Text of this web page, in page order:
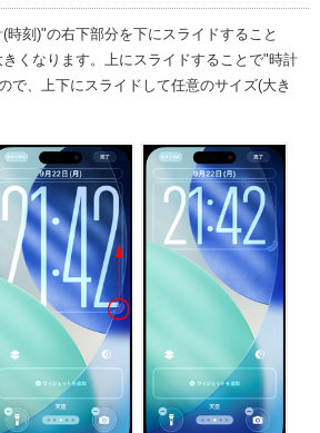
時刻)"の右下部分を下にスライドすること
くなります。上にスライドすることで"時計
で、上下にスライドして任意のサイズ(大き